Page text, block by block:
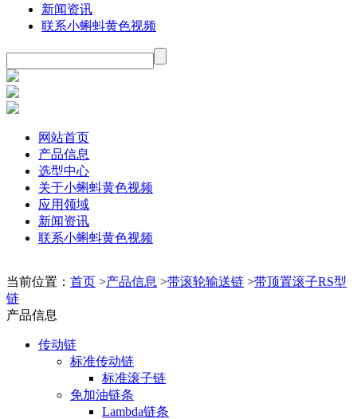
新闻资讯
联系小蝌蚪黄色视频
网站首页
产品信息
选型中心
关于小蝌蚪黄色视频
应用领域
新闻资讯
联系小蝌蚪黄色视频
当前位置： 首页 >产品信息 >带滚轮输送链 >带顶置滚子RS型
链
产品信息
传动链
标准传动链
标准滚子链
免加油链条
Lambda链条